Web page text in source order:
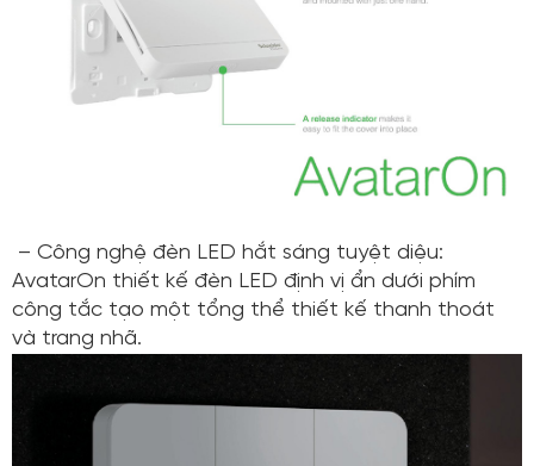
– Công nghệ đèn LED hắt sáng tuyệt diệu:
AvatarOn thiết kế đèn LED định vị ẩn dưới phím
công tắc tạo một tổng thể thiết kế thanh thoát
và trang nhã.